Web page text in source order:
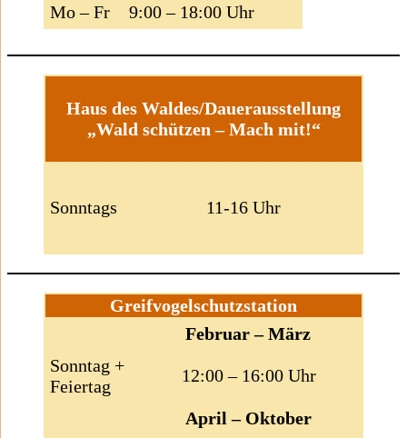
Mo – Fr
9:00 – 18:00 Uhr
Haus des Waldes/Dauerausstellung
„Wald schützen – Mach mit!“
Sonntags 11-16 Uhr
Greifvogelschutzstation
Februar – März
Sonntag +
Feiertag
12:00 – 16:00 Uhr
April – Oktober